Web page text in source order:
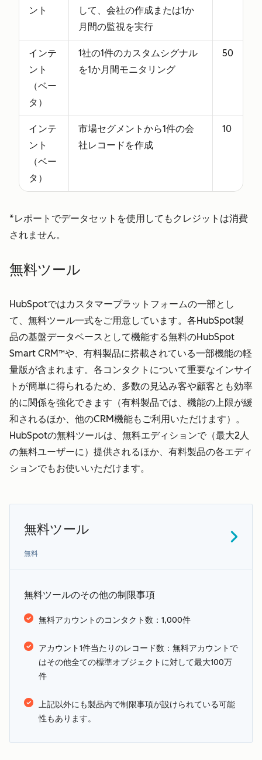
ント
して、会社の作成または1か
月間の監視を実行
インテ
ント
（ベー
タ）
1社の1件のカスタムシグナル
を1か月間モニタリング
50
インテ
ント
（ベー
タ）
市場セグメントから1件の会
社レコードを作成
10
*レポートでデータセットを使用してもクレジットは消費
されません。
無料ツール
HubSpotではカスタマープラットフォームの一部とし
て、無料ツール一式をご用意しています。各HubSpot製
品の基盤データベースとして機能する無料のHubSpot
Smart CRM™や、有料製品に搭載されている一部機能の軽
量版が含まれます。各コンタクトについて重要なインサイ
トが簡単に得られるため、多数の見込み客や顧客とも効率
的に関係を強化できます（有料製品では、機能の上限が緩
和されるほか、他のCRM機能もご利用いただけます）。
HubSpotの無料ツールは、無料エディションで（最大2人
の無料ユーザーに）提供されるほか、有料製品の各エディ
ションでもお使いいただけます。
無料ツール
無料
ページ追加条件
無料ツールのその他の制限事項
無料アカウントのコンタクト数：1,000件
アカウント1件当たりのレコード数：無料アカウントで
はその他全ての標準オブジェクトに対して最大100万
件
上記以外にも製品内で制限事項が設けられている可能
性もあります。